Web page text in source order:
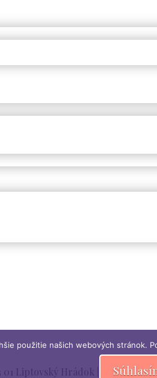
Liptovský Hrádok | Vytvořila
použitie našich webových